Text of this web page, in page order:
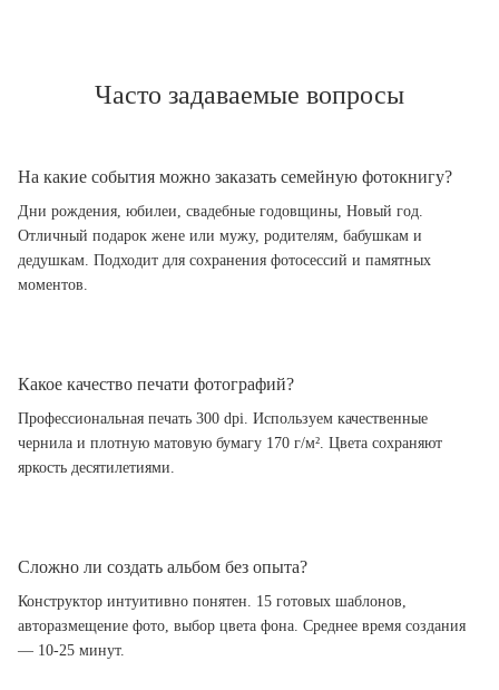
Часто задаваемые вопросы
На какие события можно заказать семейную фотокнигу?
Дни рождения, юбилеи, свадебные годовщины, Новый год.
Отличный подарок жене или мужу, родителям, бабушкам и
дедушкам. Подходит для сохранения фотосессий и памятных
моментов.
Какое качество печати фотографий?
Профессиональная печать 300 dpi. Используем качественные
чернила и плотную матовую бумагу 170 г/м². Цвета сохраняют
яркость десятилетиями.
Сложно ли создать альбом без опыта?
Конструктор интуитивно понятен. 15 готовых шаблонов,
авторазмещение фото, выбор цвета фона. Среднее время создания
— 10-25 минут.